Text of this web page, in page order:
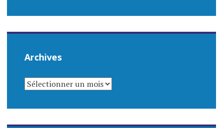
Archives
ARCHIVES